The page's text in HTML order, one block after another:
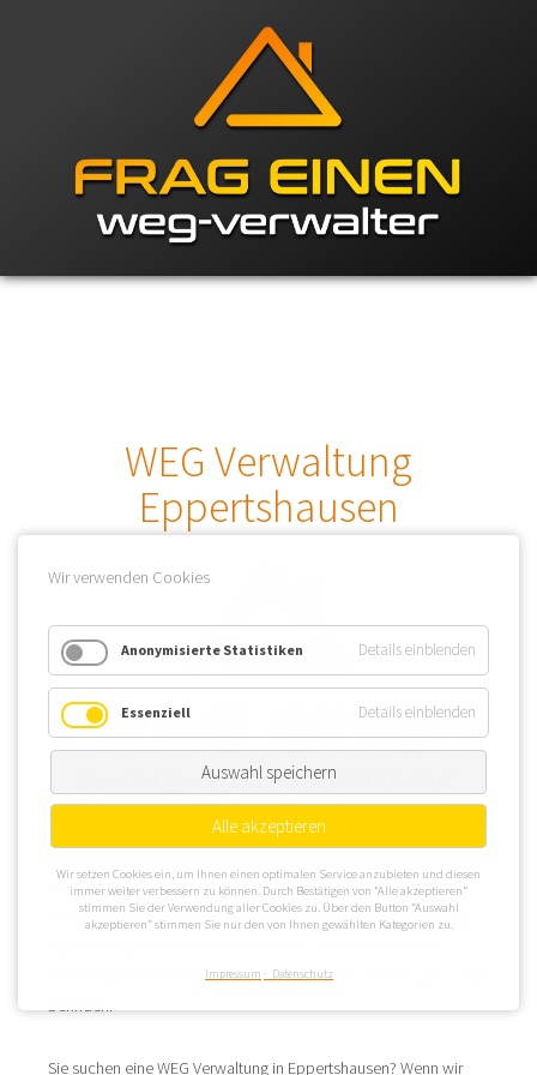
WEG Verwaltung
Eppertshausen
Am Nordrand des Landkreises Darmstadt-Dieburg liegt die
Gemeinde Eppertshausen. Zur WEG Verwaltung finden sich ggf.
Nordwesten von Eppertshausen, die sich dort auch in guter Lage
befinden.
Sie suchen eine WEG Verwaltung in Eppertshausen? Wenn wir
Wir verwenden Cookies
Anonymisierte Statistiken Details einblenden
Essenziell Details einblenden
Auswahl speichern
Alle akzeptieren
Wir setzen Cookies ein, um Ihnen einen optimalen Service anzubieten und diesen
immer weiter verbessern zu können. Durch Bestätigen von “Alle akzeptieren”
stimmen Sie der Verwendung aller Cookies zu. Über den Button “Auswahl
akzeptieren” stimmen Sie nur den von Ihnen gewählten Kategorien zu.
Impressum Datenschutz